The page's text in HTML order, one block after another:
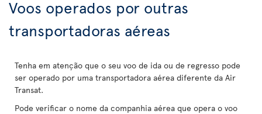
Voos operados por outras
transportadoras aéreas
Tenha em atenção que o seu voo de ida ou de regresso pode
ser operado por uma transportadora aérea diferente da Air
Transat.
Pode verificar o nome da companhia aérea que opera o voo